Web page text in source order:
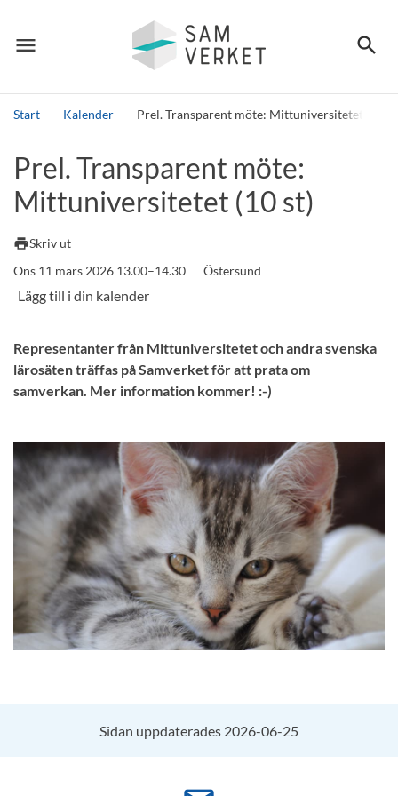
menu
Meny search
Sök
Start Kalender Prel. Transparent möte: Mittuniversitetet (10
Prel. Transparent möte:
Mittuniversitetet (10 st)
printSkriv ut
Ons 11 mars 2026 13.00–14.30
Östersund
Representanter från Mittuniversitetet och andra svenska
lärosäten träffas på Samverket för att prata om
samverkan. Mer information kommer! :-)
Sidan uppdaterades 2026-06-25